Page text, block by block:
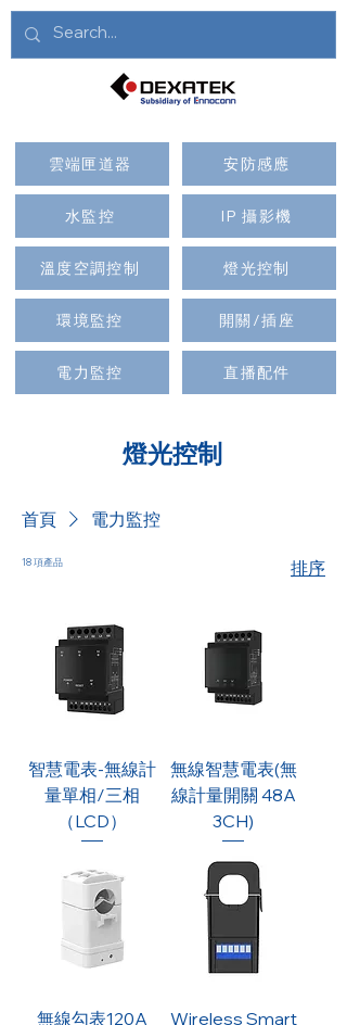
雲端匣道器
水監控
溫度空調控制
環境監控
電力監控
安防感應
IP 攝影機
燈光控制
開關/插座
直播配件
燈光控制
首頁 電力監控
18 項產品 排序
智慧電表-無線計
量單相/三相
（LCD）
無線智慧電表(無
線計量開關 48A
3CH)
無線勾表120A
Wireless Smart